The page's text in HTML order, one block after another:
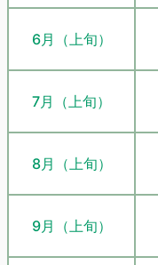
6月（上旬）
7月（上旬）
8月（上旬）
9月（上旬）